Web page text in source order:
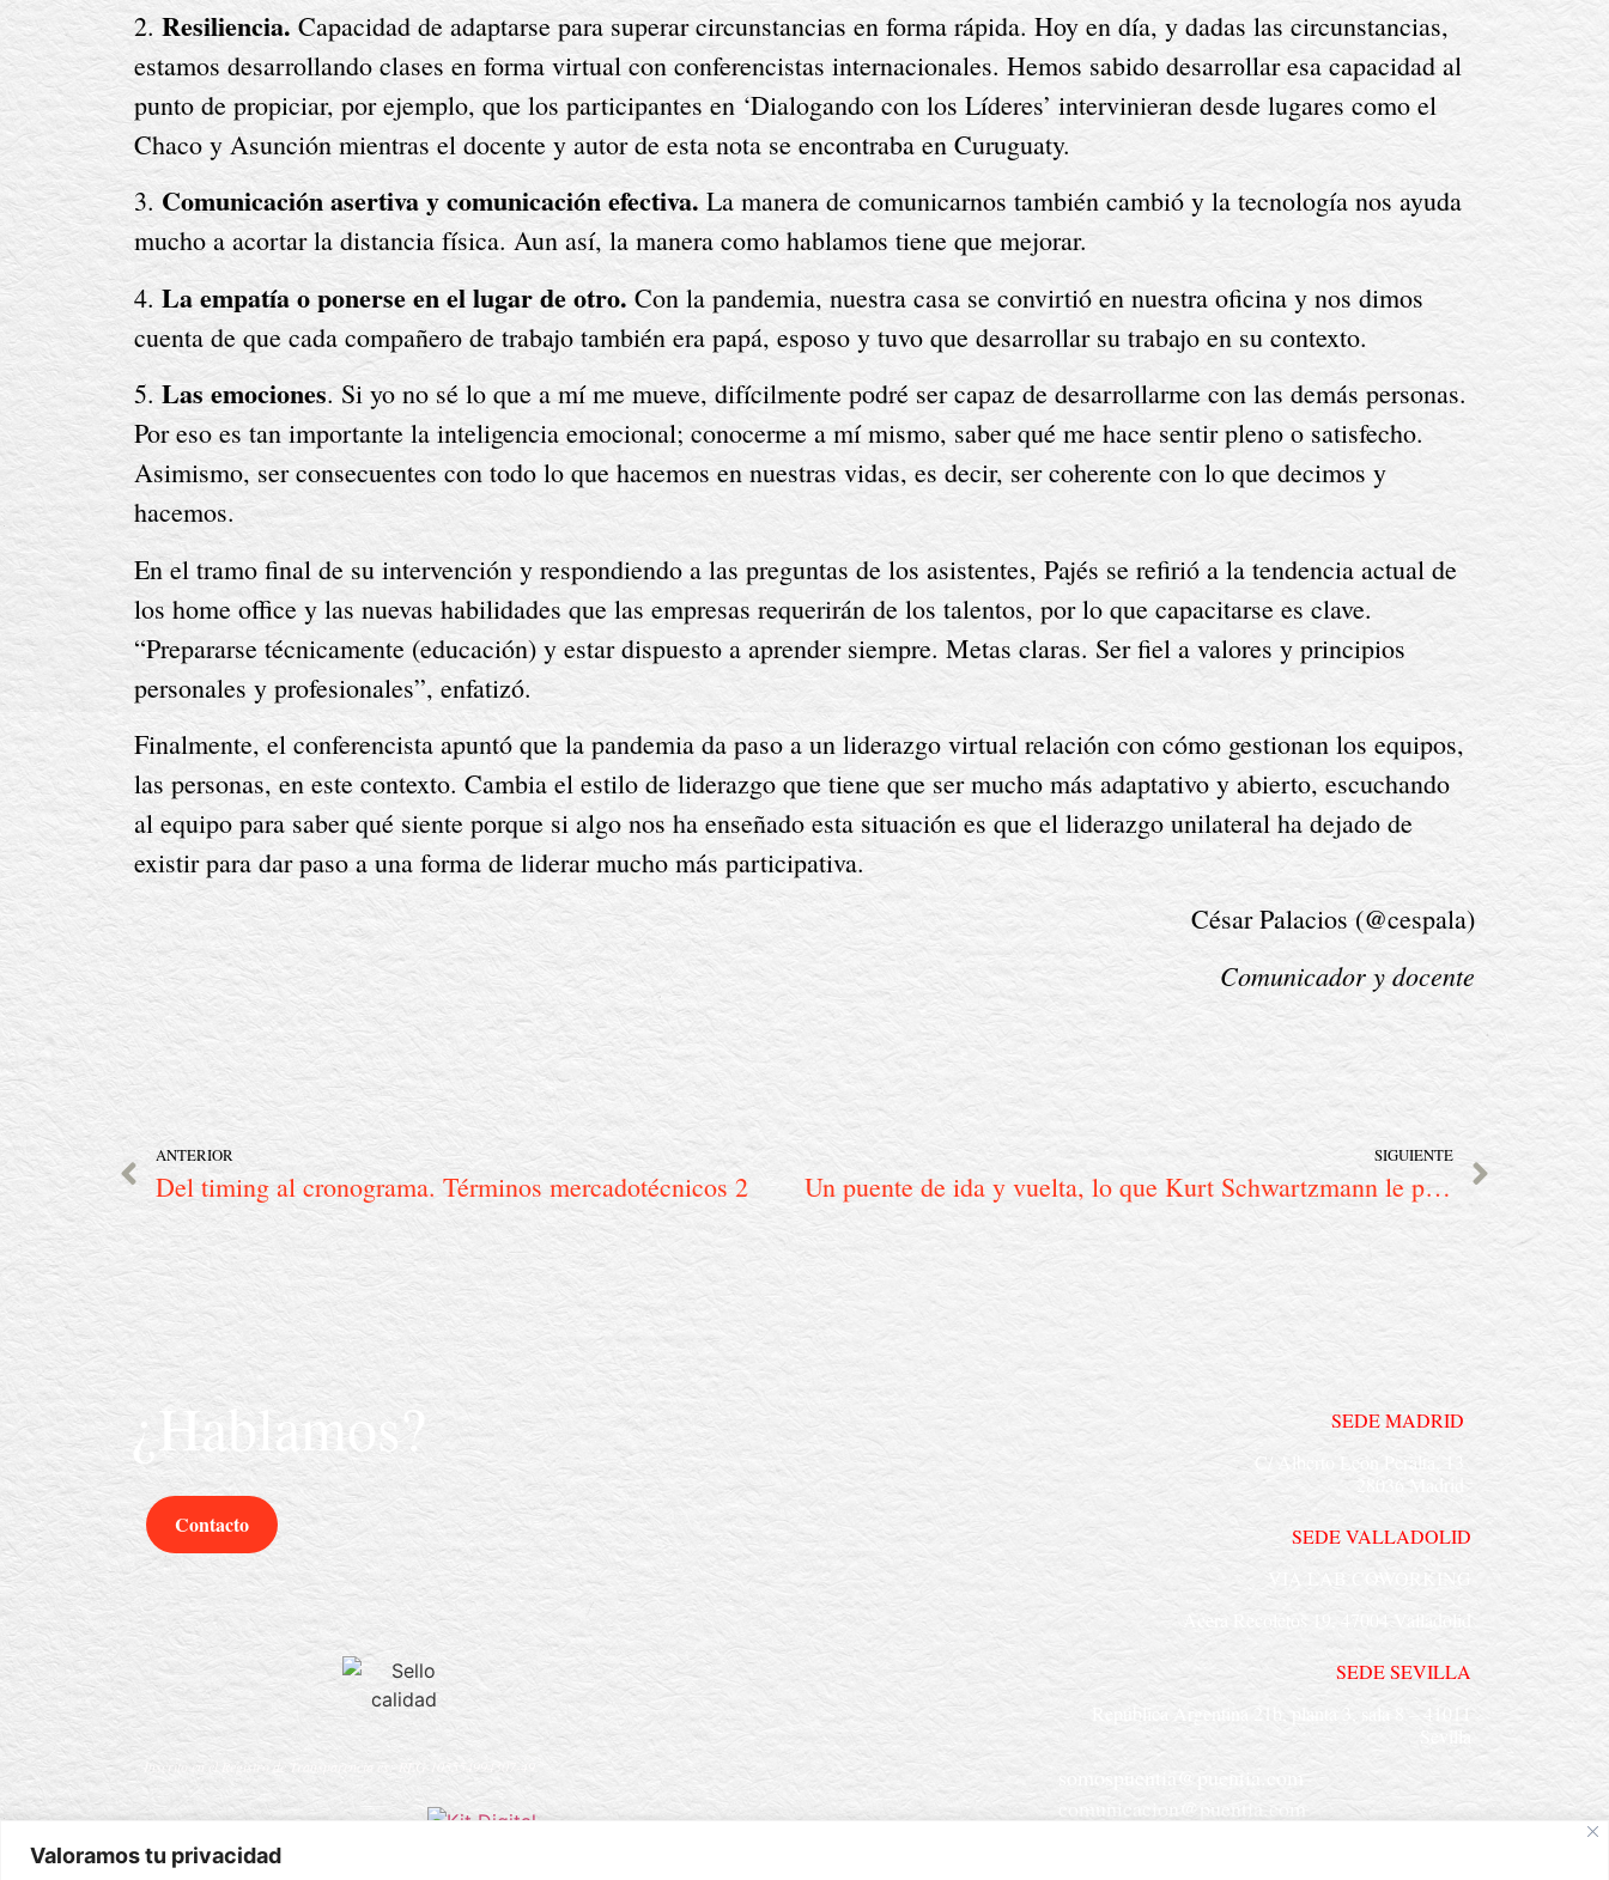
Valoramos tu privacidad
2. Resiliencia. Capacidad de adaptarse para superar circunstancias en forma rápida. Hoy en día, y dadas las circunstancias,
estamos desarrollando clases en forma virtual con conferencistas internacionales. Hemos sabido desarrollar esa capacidad al
punto de propiciar, por ejemplo, que los participantes en ‘Dialogando con los Líderes’ intervinieran desde lugares como el
Chaco y Asunción mientras el docente y autor de esta nota se encontraba en Curuguaty.
3. Comunicación asertiva y comunicación efectiva. La manera de comunicarnos también cambió y la tecnología nos ayuda
mucho a acortar la distancia física. Aun así, la manera como hablamos tiene que mejorar.
4. La empatía o ponerse en el lugar de otro. Con la pandemia, nuestra casa se convirtió en nuestra oficina y nos dimos
cuenta de que cada compañero de trabajo también era papá, esposo y tuvo que desarrollar su trabajo en su contexto.
5. Las emociones. Si yo no sé lo que a mí me mueve, difícilmente podré ser capaz de desarrollarme con las demás personas.
Por eso es tan importante la inteligencia emocional; conocerme a mí mismo, saber qué me hace sentir pleno o satisfecho.
Asimismo, ser consecuentes con todo lo que hacemos en nuestras vidas, es decir, ser coherente con lo que decimos y
hacemos.
En el tramo final de su intervención y respondiendo a las preguntas de los asistentes, Pajés se refirió a la tendencia actual de
los home office y las nuevas habilidades que las empresas requerirán de los talentos, por lo que capacitarse es clave.
“Prepararse técnicamente (educación) y estar dispuesto a aprender siempre. Metas claras. Ser fiel a valores y principios
personales y profesionales”, enfatizó.
Finalmente, el conferencista apuntó que la pandemia da paso a un liderazgo virtual relación con cómo gestionan los equipos,
las personas, en este contexto. Cambia el estilo de liderazgo que tiene que ser mucho más adaptativo y abierto, escuchando
al equipo para saber qué siente porque si algo nos ha enseñado esta situación es que el liderazgo unilateral ha dejado de
existir para dar paso a una forma de liderar mucho más participativa.
César Palacios (@cespala)
Comunicador y docente
ANTERIOR
Del timing al cronograma. Términos mercadotécnicos 2
SIGUIENTE
Un puente de ida y vuelta, lo que Kurt Schwartzmann le pintó a PUENTIA
¿Hablamos?
Contacto
Inscrito en el Registro de Transparencia es: REG 105554994307-49.
SEDE MADRID
C/ Alberto León Peralta, 13
28036 Madrid
SEDE VALLADOLID
VIA LAB COWORKING
Acera Recoletos 19, 47004 Valladolid
SEDE SEVILLA
República Argentina 21b, planta 3, sala 8 –
somospuentia@puentia.com